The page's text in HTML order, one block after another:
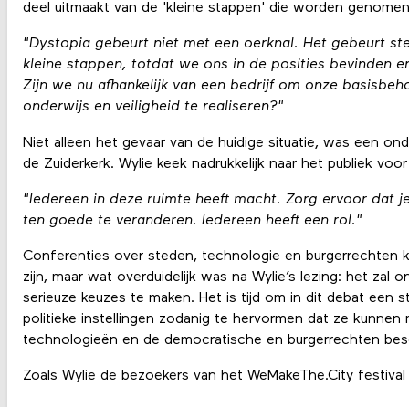
deel uitmaakt van de 'kleine stappen' die worden
"Dystopia gebeurt niet met een oerknal. Het gebeurt
kleine stappen, totdat we ons in de posities bevinden
Zijn we nu afhankelijk van een bedrijf om onze
onderwijs en veiligheid te realiseren?"
Niet alleen het gevaar van de huidige situatie, was een
de Zuiderkerk. Wylie keek nadrukkelijk naar het publiek
"Iedereen in deze ruimte heeft macht. Zorg ervoor dat
ten goede te veranderen. Iedereen heeft een rol."
Conferenties over steden, technologie en burgerrechten
zijn, maar wat overduidelijk was na Wylie’s lezing: het zal
serieuze keuzes te maken. Het is tijd om in dit debat een
politieke instellingen zodanig te hervormen dat ze kunnen
technologieën en de democratische en burgerrechten
Zoals Wylie de bezoekers van het WeMakeThe.City